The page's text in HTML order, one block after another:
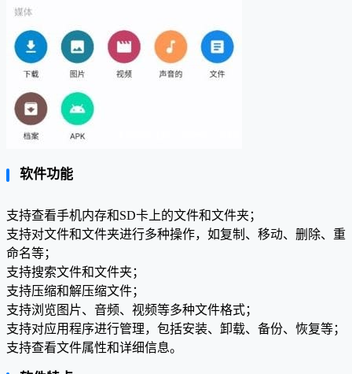
软件功能
支持查看手机内存和SD卡上的文件和文件夹；
支持对文件和文件夹进行多种操作，如复制、移动、删除、重
命名等；
支持搜索文件和文件夹；
支持压缩和解压缩文件；
支持浏览图片、音频、视频等多种文件格式；
支持对应用程序进行管理，包括安装、卸载、备份、恢复等；
支持查看文件属性和详细信息。